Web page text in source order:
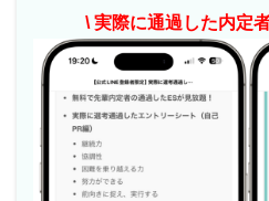
\ 実際に通過した内定